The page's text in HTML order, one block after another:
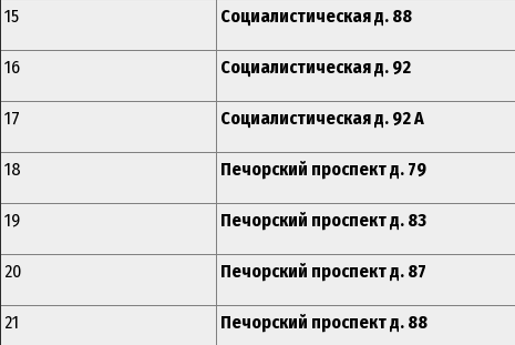
15 Социалистическая д. 88
16 Социалистическая д. 92
17 Социалистическая д. 92 А
18 Печорский проспект д. 79
19 Печорский проспект д. 83
20 Печорский проспект д. 87
21 Печорский проспект д. 88